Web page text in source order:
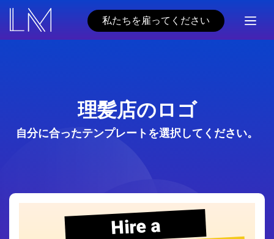
私たちを雇ってください
理髪店のロゴ
自分に合ったテンプレートを選択してください。
Hire a